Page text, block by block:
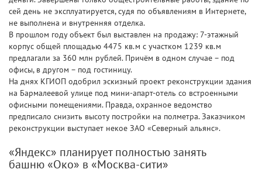
сей день не эксплуатируется, судя по объявлениям в Интернете,
не выполнена и внутренняя отделка.
В прошлом году объект был выставлен на продажу: 7-этажный
корпус общей площадью 4475 кв.м с участком 1239 кв.м
предлагали за 360 млн рублей. Причём в одном случае – под
офисы, в другом – под гостиницу.
На днях КГИОП одобрил эскизный проект реконструкции здания
на Бармалеевой улице под мини-апарт-отель со встроенными
офисными помещениями. Правда, охранное ведомство
предписало снизить высоту постройки на полметра. Заказчиком
реконструкции выступает некое ЗАО «Северный альянс».
«Яндекс» планирует полностью занять
башню «Око» в «Москва-сити»